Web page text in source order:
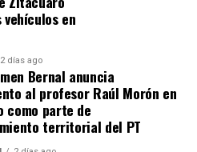
en
2 días ago
Bernal anuncia
al profesor Raúl Morón en
como parte de
territorial del PT